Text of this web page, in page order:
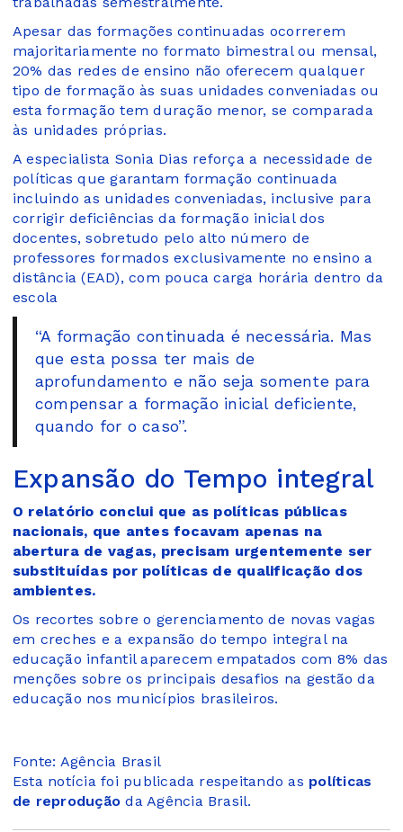
Apesar das formações continuadas ocorrerem
majoritariamente no formato bimestral ou mensal,
20% das redes de ensino não oferecem qualquer
tipo de formação às suas unidades conveniadas ou
esta formação tem duração menor, se comparada
às unidades próprias.
A especialista Sonia Dias reforça a necessidade de
políticas que garantam formação continuada
incluindo as unidades conveniadas, inclusive para
corrigir deficiências da formação inicial dos
docentes, sobretudo pelo alto número de
professores formados exclusivamente no ensino a
distância (EAD), com pouca carga horária dentro da
escola
“A formação continuada é necessária. Mas
que esta possa ter mais de
aprofundamento e não seja somente para
compensar a formação inicial deficiente,
quando for o caso”.
Expansão do Tempo integral
O relatório conclui que as políticas públicas
nacionais, que antes focavam apenas na
abertura de vagas, precisam urgentemente ser
substituídas por políticas de qualificação dos
ambientes.
Os recortes sobre o gerenciamento de novas vagas
em creches e a expansão do tempo integral na
educação infantil aparecem empatados com 8% das
menções sobre os principais desafios na gestão da
educação nos municípios brasileiros.
Fonte: Agência Brasil
Esta notícia foi publicada respeitando as políticas
de reprodução da Agência Brasil.